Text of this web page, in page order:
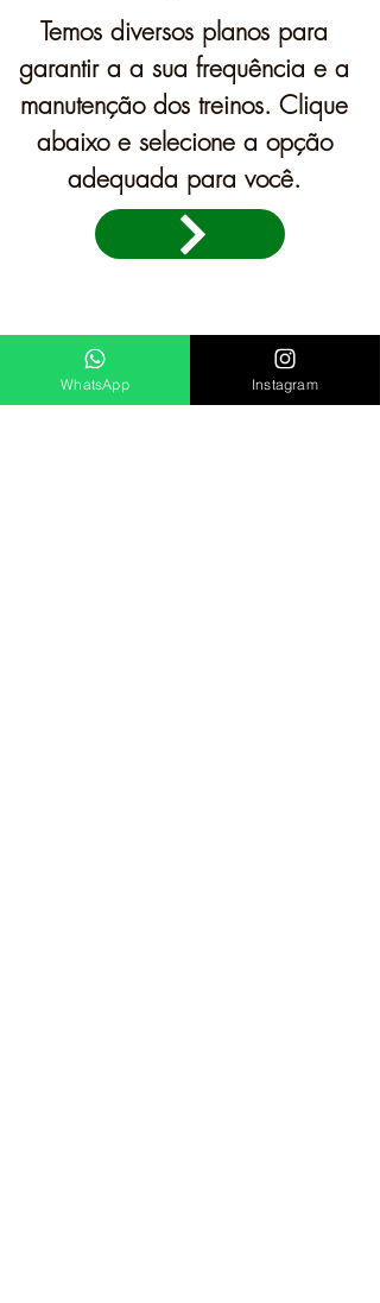
Temos diversos planos para
garantir a a sua frequência e a
manutenção dos treinos. Clique
abaixo e selecione a opção
adequada para você.
WhatsApp Instagram